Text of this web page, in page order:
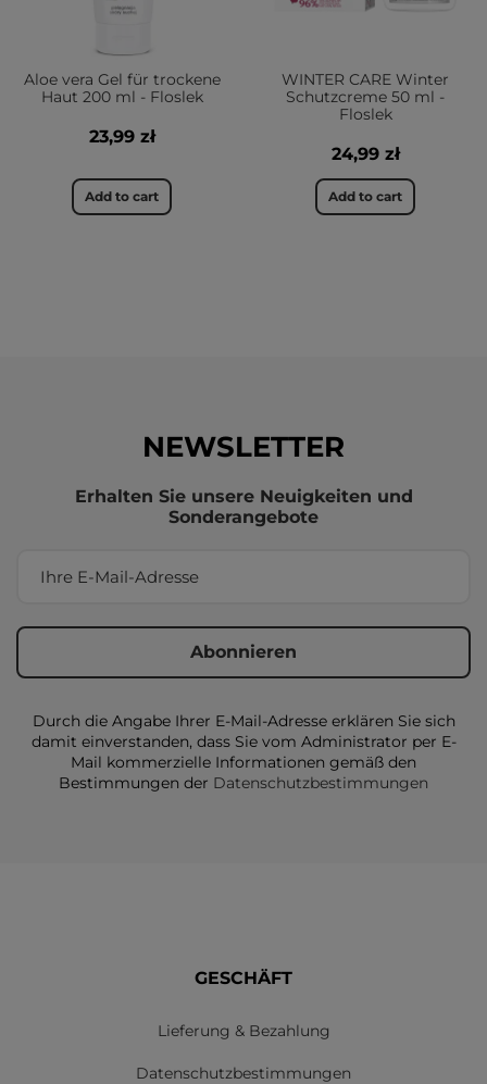
Aloe vera Gel für trockene
Haut 200 ml - Floslek
23,99 zł
Add to cart
WINTER CARE Winter
Schutzcreme 50 ml -
Floslek
24,99 zł
Add to cart
NEWSLETTER
Erhalten Sie unsere Neuigkeiten und
Sonderangebote
Durch die Angabe Ihrer E-Mail-Adresse erklären Sie sich
damit einverstanden, dass Sie vom Administrator per E-
Mail kommerzielle Informationen gemäß den
Bestimmungen der Datenschutzbestimmungen
GESCHÄFT
Lieferung & Bezahlung
Datenschutzbestimmungen